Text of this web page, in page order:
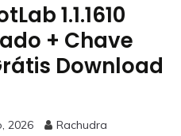
1.1.1610
+ Chave
Download
2026 Rachudra